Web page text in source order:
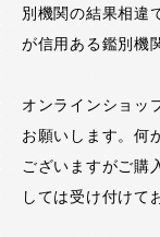
別機関の結果相違
が信用ある鑑別機
オンラインショッ
お願いします。何
ございますがご購
しては受け付けて